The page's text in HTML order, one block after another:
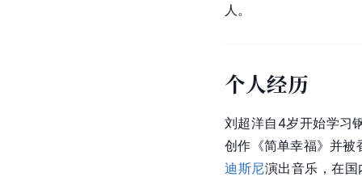
人。
个人经历
刘超洋自4岁开始学习
创作《简单幸福》并被
迪斯尼演出音乐，在